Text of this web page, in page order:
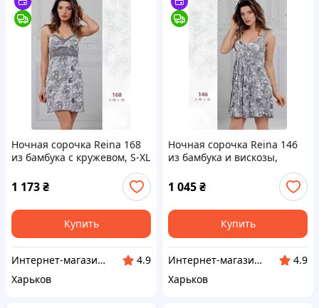
Ночная сорочка Reina 168
из бамбука с кружевом, S-XL
1 173₴
Купить
Интернет-магазин "Sweet Home"
4.9
Харьков
Ночная сорочка Reina 146
из бамбука и вискозы,
1 045₴
Купить
Интернет-магазин "Sweet Home"
4.9
Харьков